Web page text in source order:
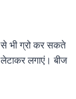
भी ग्रो कर सकते
लगाएं। बीज